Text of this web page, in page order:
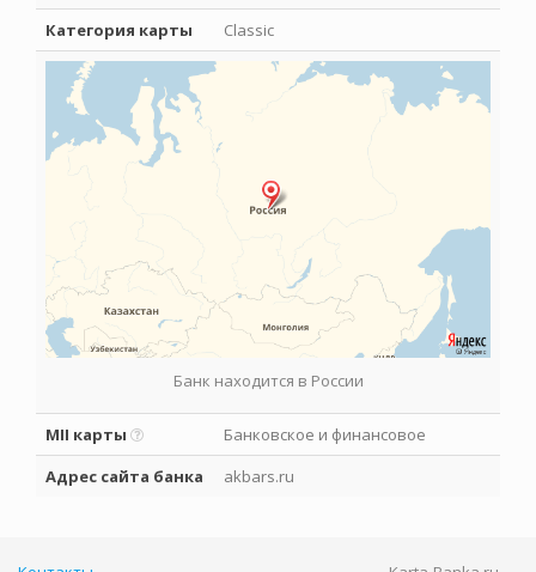
Категория карты
Classic
Банк находится в России
MII карты
Банковское и финансовое
Адрес сайта банка
akbars.ru